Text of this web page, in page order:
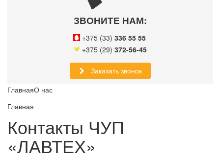
ЗВОНИТЕ НАМ:
+375 (33) 336 55 55
+375 (29) 372-56-45
Заказать звонок
ГлавнаяО нас
Главная
Контакты ЧУП
«ЛАВТЕХ»